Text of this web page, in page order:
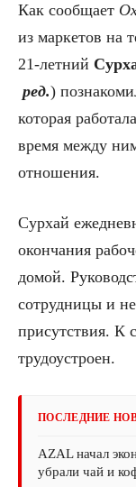
Как сообщает
из маркетов на
21-летний
ред.)
которая
время между
отношения.
Сурхай
окончания
домой.
сотрудницы и
присутствия. К
трудоустроен.
ПОСЛЕДНИЕ
AZAL начал
убрали чай и